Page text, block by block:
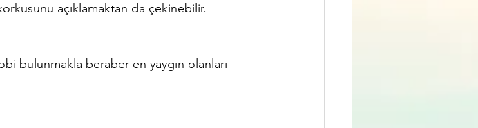
açıklamaktan da çekinebilir.
bulunmakla beraber en yaygın olanları